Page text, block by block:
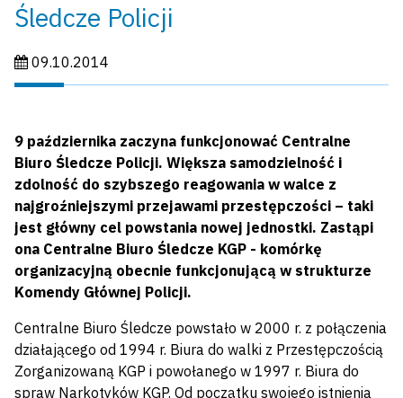
Śledcze Policji
Data publikacji:
09.10.2014
9 października zaczyna funkcjonować Centralne
Biuro Śledcze Policji. Większa samodzielność i
zdolność do szybszego reagowania w walce z
najgroźniejszymi przejawami przestępczości – taki
jest główny cel powstania nowej jednostki. Zastąpi
ona Centralne Biuro Śledcze KGP - komórkę
organizacyjną obecnie funkcjonującą w strukturze
Komendy Głównej Policji.
Centralne Biuro Śledcze powstało w 2000 r. z połączenia
działającego od 1994 r. Biura do walki z Przestępczością
Zorganizowaną KGP i powołanego w 1997 r. Biura do
spraw Narkotyków KGP. Od początku swojego istnienia